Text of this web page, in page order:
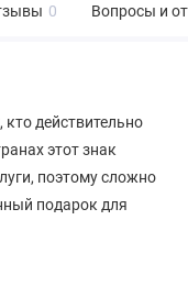
0 Вопросы и
действительно
этот знак
поэтому сложно
подарок для